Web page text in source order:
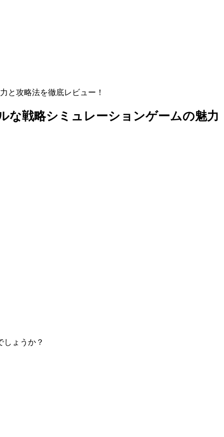
と攻略法を徹底レビュー！
な戦略シミュレーションゲームの魅力
ょうか？